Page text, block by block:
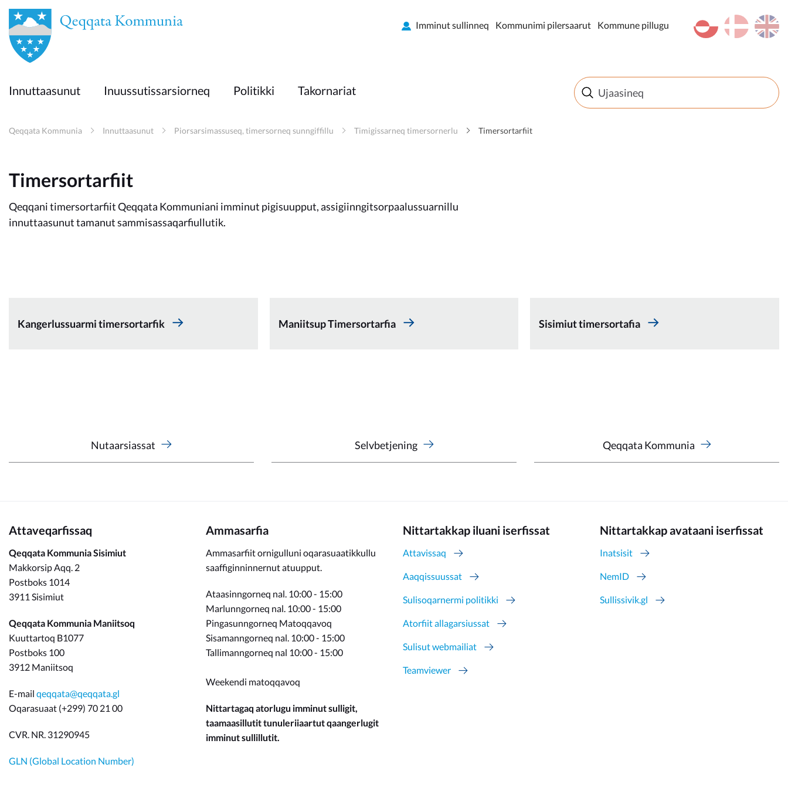
en
Innuttaasunut
Politikki
Takornariat
Imminut sullinneq
en
da
kl-GL
Imminut sullinneq Kommunimi pilersaarut Kommune pillugu
Innuttaasunut Inuussutissarsiorneq Politikki Takornariat
Qeqqata Kommunia Innuttaasunut Piorsarsimassuseq, timersorneq sunngiffillu Timigissarneq timersornerlu Timersortarfiit
Timersortarfiit
Qeqqani timersortarfiit Qeqqata Kommuniani imminut pigisuupput, assigiinngitsorpaalussuarnillu
innuttaasunut tamanut sammisassaqarfiullutik.
Kangerlussuarmi timersortarfik Maniitsup Timersortarfia Sisimiut timersortafia
Nutaarsiassat Selvbetjening Qeqqata Kommunia
Attaveqarfissaq
Qeqqata Kommunia Sisimiut
Makkorsip Aqq. 2
Postboks 1014
3911 Sisimiut
Qeqqata Kommunia Maniitsoq
Kuuttartoq B1077
Postboks 100
3912 Maniitsoq
E-mail qeqqata@qeqqata.gl
Oqarasuaat (+299) 70 21 00
CVR. NR. 31290945
GLN (Global Location Number)
Ammasarfia
Ammasarfiit ornigulluni oqarasuaatikkullu
saaffiginninnernut atuupput.
Ataasinngorneq nal. 10:00 - 15:00
Marlunngorneq nal. 10:00 - 15:00
Pingasunngorneq Matoqqavoq
Sisamanngorneq nal. 10:00 - 15:00
Tallimanngorneq nal 10:00 - 15:00
Weekendi matoqqavoq
Nittartagaq atorlugu imminut sulligit,
taamaasillutit tunuleriiaartut qaangerlugit
imminut sullillutit.
Nittartakkap iluani iserfissat
Attavissaq
Aaqqissuussat
Sulisoqarnermi politikki
Atorfiit allagarsiussat
Sulisut webmailiat
Teamviewer
Nittartakkap avataani iserfissat
Inatsisit
NemID
Sullissivik.gl